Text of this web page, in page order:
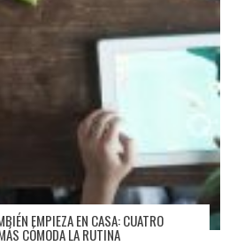
EMPIEZA EN CASA: CUATRO
CÓMODA LA RUTINA